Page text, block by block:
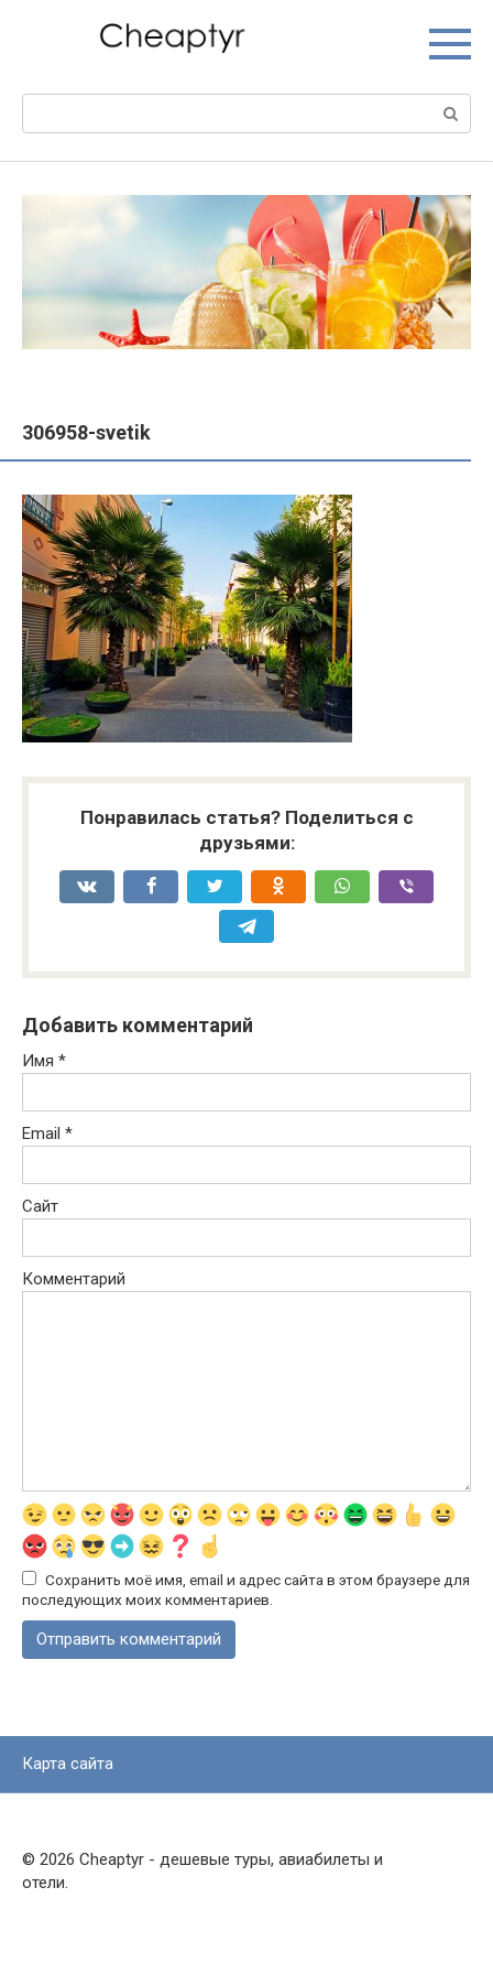
Поиск:
306958-svetik
Понравилась статья? Поделиться с
друзьями:
Добавить комментарий
Имя *
Email *
Сайт
Комментарий
Сохранить моё имя, email и адрес сайта в этом браузере для
последующих моих комментариев.
Карта сайта
© 2026 Cheaptyr - дешевые туры, авиабилеты и
отели.